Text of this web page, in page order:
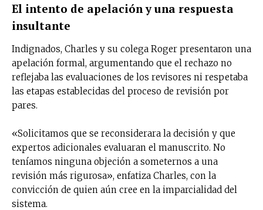
El intento de apelación y una respuesta
insultante
Indignados, Charles y su colega Roger presentaron una
apelación formal, argumentando que el rechazo no
reflejaba las evaluaciones de los revisores ni respetaba
las etapas establecidas del proceso de revisión por
pares.
«Solicitamos que se reconsiderara la decisión y que
expertos adicionales evaluaran el manuscrito. No
teníamos ninguna objeción a someternos a una
revisión más rigurosa», enfatiza Charles, con la
convicción de quien aún cree en la imparcialidad del
sistema.